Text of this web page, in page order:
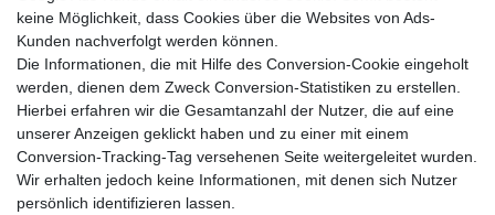
keine Möglichkeit, dass Cookies über die Websites von Ads-
Kunden nachverfolgt werden können.
Die Informationen, die mit Hilfe des Conversion-Cookie eingeholt
werden, dienen dem Zweck Conversion-Statistiken zu erstellen.
Hierbei erfahren wir die Gesamtanzahl der Nutzer, die auf eine
unserer Anzeigen geklickt haben und zu einer mit einem
Conversion-Tracking-Tag versehenen Seite weitergeleitet wurden.
Wir erhalten jedoch keine Informationen, mit denen sich Nutzer
persönlich identifizieren lassen.